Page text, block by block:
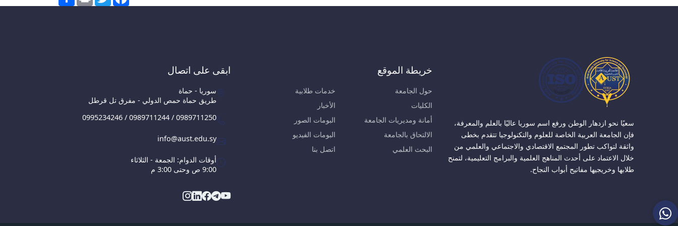
سعيًا نحو ازدهار الوطن ورفع اسم سوريا عاليًا بالعلم والمعرفة،
فإن الجامعة العربية الخاصة للعلوم والتكنولوجيا تتقدم بخطى
واثقة لتواكب تطور المجتمع الاقتصادي والاجتماعي والعلمي من
خلال الاعتماد على أحدث المناهج العلمية والبرامج التعليمية، لتمنح
طلابها وخريجيها مفاتيح أبواب النجاح.
خريطة الموقع
حول الجامعة
الكليات
أمانة ومديريات الجامعة
الالتحاق بالجامعة
البحث العلمي
خدمات طلابية
الأخبار
البومات الصور
البومات الفيديو
اتصل بنا
ابقى على اتصال
سوريا - حماة
طريق حماة حمص الدولي - مفرق تل قرطل
0995234246 / 0989711244 / 0989711250
info@aust.edu.sy
أوقات الدوام: الجمعة - الثلاثاء
9:00 ص وحتى 3:00 م